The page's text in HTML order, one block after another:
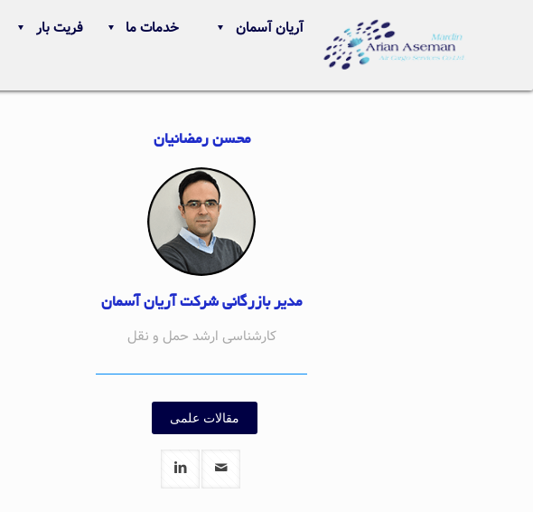
آریان آسمان خدمات ما فریت بار
محسن رمضانیان‌
مدیر بازرگانی شرکت آریان آسمان
کارشناسی ارشد حمل و نقل
مقالات علمی